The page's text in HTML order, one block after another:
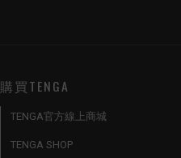
購買TENGA
TENGA官方線上商城
TENGA SHOP